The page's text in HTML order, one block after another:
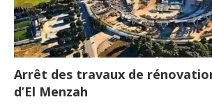
Arrêt des travaux de
d’El Menzah